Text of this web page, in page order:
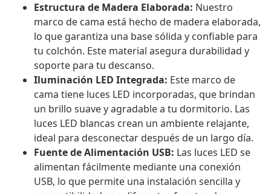
Estructura de Madera Elaborada: Nuestro
marco de cama está hecho de madera elaborada,
lo que garantiza una base sólida y confiable para
tu colchón. Este material asegura durabilidad y
soporte para tu descanso.
Iluminación LED Integrada: Este marco de
cama tiene luces LED incorporadas, que brindan
un brillo suave y agradable a tu dormitorio. Las
luces LED blancas crean un ambiente relajante,
ideal para desconectar después de un largo día.
Fuente de Alimentación USB: Las luces LED se
alimentan fácilmente mediante una conexión
USB, lo que permite una instalación sencilla y